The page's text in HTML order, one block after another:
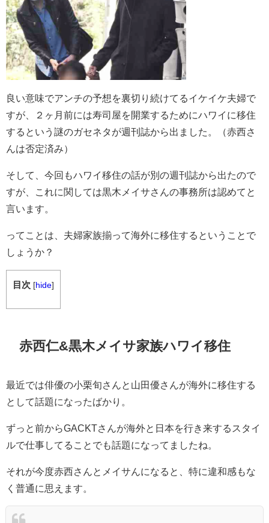
良い意味でアンチの予想を裏切り続けてるイケイケ夫婦で
すが、２ヶ月前には寿司屋を開業するためにハワイに移住
するという謎のガセネタが週刊誌から出ました。（赤西さ
んは否定済み）
そして、今回もハワイ移住の話が別の週刊誌から出たので
すが、これに関しては黒木メイサさんの事務所は認めてと
言います。
ってことは、夫婦家族揃って海外に移住するということで
しょうか？
目次 [hide]
赤西仁&黒木メイサ家族ハワイ移住
最近では俳優の小栗旬さんと山田優さんが海外に移住する
として話題になったばかり。
ずっと前からGACKTさんが海外と日本を行き来するスタイ
ルで仕事してることでも話題になってましたね。
それが今度赤西さんとメイサんになると、特に違和感もな
く普通に思えます。